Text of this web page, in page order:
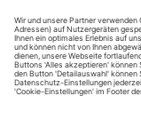
Überschaubar
Adriana González
von Isaac Albéniz
Wenn unser